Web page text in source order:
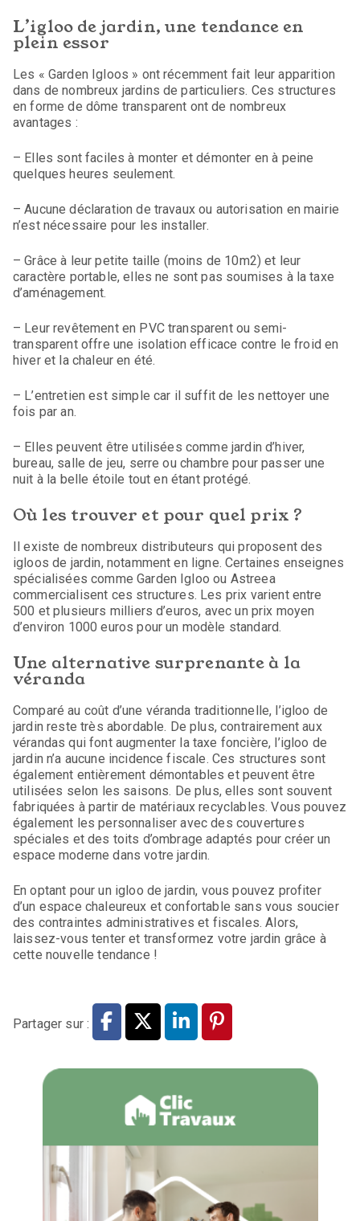
L’igloo de jardin, une tendance en
plein essor
Les « Garden Igloos » ont récemment fait leur apparition
dans de nombreux jardins de particuliers. Ces structures
en forme de dôme transparent ont de nombreux
avantages :
– Elles sont faciles à monter et démonter en à peine
quelques heures seulement.
– Aucune déclaration de travaux ou autorisation en mairie
n’est nécessaire pour les installer.
– Grâce à leur petite taille (moins de 10m2) et leur
caractère portable, elles ne sont pas soumises à la taxe
d’aménagement.
– Leur revêtement en PVC transparent ou semi-
transparent offre une isolation efficace contre le froid en
hiver et la chaleur en été.
– L’entretien est simple car il suffit de les nettoyer une
fois par an.
– Elles peuvent être utilisées comme jardin d’hiver,
bureau, salle de jeu, serre ou chambre pour passer une
nuit à la belle étoile tout en étant protégé.
Où les trouver et pour quel prix ?
Il existe de nombreux distributeurs qui proposent des
igloos de jardin, notamment en ligne. Certaines enseignes
spécialisées comme Garden Igloo ou Astreea
commercialisent ces structures. Les prix varient entre
500 et plusieurs milliers d’euros, avec un prix moyen
d’environ 1000 euros pour un modèle standard.
Une alternative surprenante à la
véranda
Comparé au coût d’une véranda traditionnelle, l’igloo de
jardin reste très abordable. De plus, contrairement aux
vérandas qui font augmenter la taxe foncière, l’igloo de
jardin n’a aucune incidence fiscale. Ces structures sont
également entièrement démontables et peuvent être
utilisées selon les saisons. De plus, elles sont souvent
fabriquées à partir de matériaux recyclables. Vous pouvez
également les personnaliser avec des couvertures
spéciales et des toits d’ombrage adaptés pour créer un
espace moderne dans votre jardin.
En optant pour un igloo de jardin, vous pouvez profiter
d’un espace chaleureux et confortable sans vous soucier
des contraintes administratives et fiscales. Alors,
laissez-vous tenter et transformez votre jardin grâce à
cette nouvelle tendance !
Partager sur :